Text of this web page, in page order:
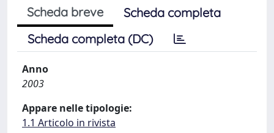
Scheda breve
Scheda completa
Scheda completa (DC)
Anno
2003
Appare nelle tipologie:
1.1 Articolo in rivista